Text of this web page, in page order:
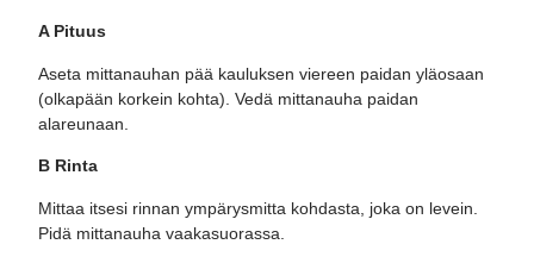
A Pituus
Aseta mittanauhan pää kauluksen viereen paidan yläosaan
(olkapään korkein kohta). Vedä mittanauha paidan
alareunaan.
B Rinta
Mittaa itsesi rinnan ympärysmitta kohdasta, joka on levein.
Pidä mittanauha vaakasuorassa.